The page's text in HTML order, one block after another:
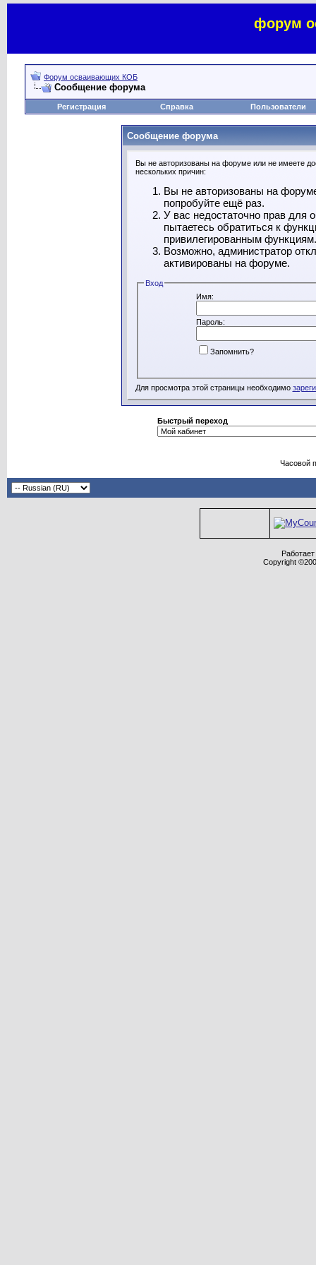
форум
Форум осваивающих КОБ
Сообщение форума
Регистрация Справка Пользователи
Сообщение форума
Вы не авторизованы на форуме или не имеете
нескольких причин:
Вы не авторизованы на
попробуйте ещё раз.
У вас недостаточно прав для
пытаетесь обратиться к
привилегированным функциям.
Возможно, администратор
активированы на форуме.
Вход
Имя:
Пароль:
Запомнить?
Для просмотра этой страницы необходимо
Быстрый переход
Часовой
Copyright